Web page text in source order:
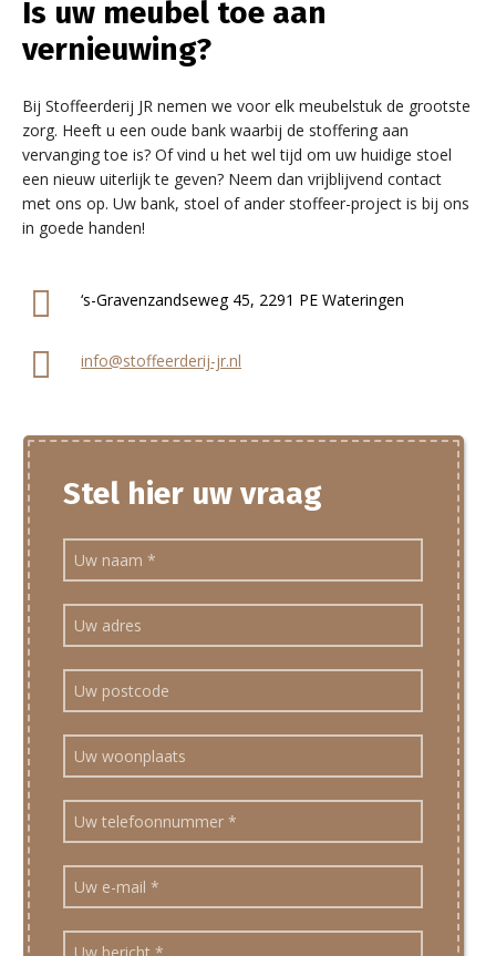
Is uw meubel toe aan
vernieuwing?
Bij Stoffeerderij JR nemen we voor elk meubelstuk de grootste
zorg. Heeft u een oude bank waarbij de stoffering aan
vervanging toe is? Of vind u het wel tijd om uw huidige stoel
een nieuw uiterlijk te geven? Neem dan vrijblijvend contact
met ons op. Uw bank, stoel of ander stoffeer-project is bij ons
in goede handen!
‘s-Gravenzandseweg 45, 2291 PE Wateringen
info@stoffeerderij-jr.nl
Stel hier uw vraag